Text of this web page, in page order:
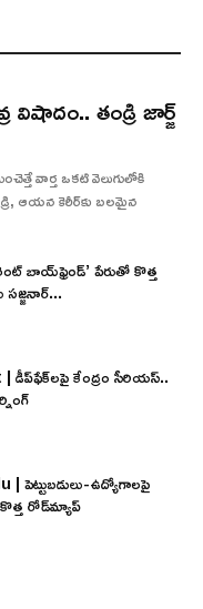
తండ్రి జార్జ్
వార్త ఒకటి వెలుగులోకి
ఆయన కెరీర్‌కు బలమైన
బాయ్‌ఫ్రెండ్’ పేరుతో కొత్త
కేంద్రం సీరియస్..
పెట్టుబడులు-ఉద్యోగాలపై
రోడ్‌మ్యాప్